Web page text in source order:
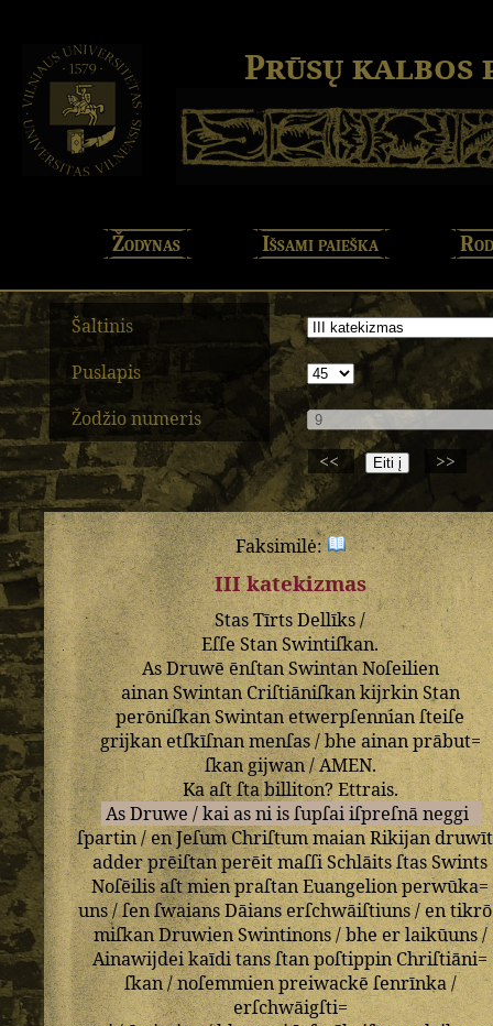
Prūsų kalbos
Žodynas Išsami paieška
Šaltinis
Puslapis
Žodžio numeris
<<
>>
Faksimilė:
III katekizmas
StasTīrtsDellīks/
EſſeStan Swintiſkan.
AsDruwēēnſtanSwintanNoſeilien
ainanSwintanCriſtiāniſkankijrkinStan
perōniſkan Swintan etwerpſennian ſteiſe
grijkanetſkīſnanmenſas/bhe ainanprābut=
ſkangijwan/AMEN.
Kaaſtſtabilliton?Ettrais.
As Druwe /kai as ni is ſupſai iſpreſnā neggi
ſpartin/enJeſumChriſtummaianRikijandruwīt
adderprēiſtanperēitmaſſiSchlāitsſtasSwints
Noſēilisaſtmien praſtan Euangelionperwūka=
uns/ſenſwaiansDāianserſchwāiſtiuns/en
miſkanDruwienSwintinons/bhe erlaikūuns/
Ainawijdeikaīditansſtanpoſtippin Chriſtiāni=
ſkan/noſemmienpreiwackē ſenrīnka/
erſchwāigſti=